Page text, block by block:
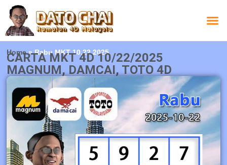
Home»Rabu MKT 10.22.2025
CARTA MKT 4D 10/22/2025
MAGNUM, DAMCAI, TOTO 4D